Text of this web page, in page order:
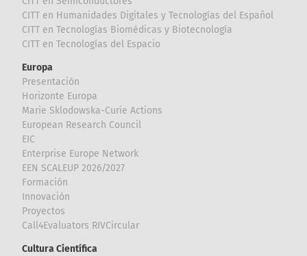
CITT en Humanidades Digitales y Tecnologías del Español
CITT en Tecnologías Biomédicas y Biotecnología
CITT en Tecnologías del Espacio
Europa
Presentación
Horizonte Europa
Marie Sklodowska-Curie Actions
European Research Council
EIC
Enterprise Europe Network
EEN SCALEUP 2026/2027
Formación
Innovación
Proyectos
Call4Evaluators RIVCircular
Cultura Científica